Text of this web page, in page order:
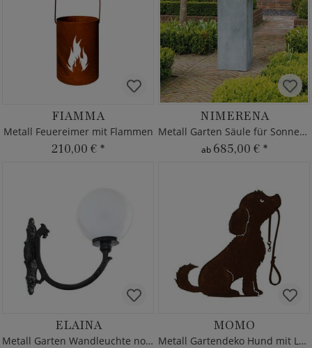
FIAMMA
Metall Feuereimer mit Flammen
210,00 € *
NIMERENA
Metall Garten Säule für Sonnenuhr
ab 685,00 € *
ELAINA
Metall Garten Wandleuchte nostalgisch
MOMO
Metall Gartendeko Hund mit Leine